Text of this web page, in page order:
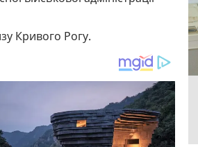
Кривого Рогу.